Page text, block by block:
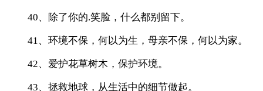
40、除了你的.笑脸，什么都别留下。
41、环境不保，何以为生，母亲不保，何以为家。
42、爱护花草树木，保护环境。
43、拯救地球，从生活中的细节做起。